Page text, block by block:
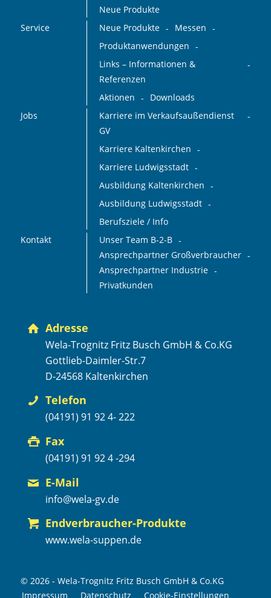
Neue Produkte
Service
Neue Produkte
Messen
Produktanwendungen
Links – Informationen &
Referenzen
Aktionen
Downloads
Jobs
Karriere im Verkaufsaußendienst
GV
Karriere Kaltenkirchen
Karriere Ludwigsstadt
Ausbildung Kaltenkirchen
Ausbildung Ludwigsstadt
Berufsziele / Info
Kontakt
Unser Team B-2-B
Ansprechpartner Großverbraucher
Ansprechpartner Industrie
Privatkunden
Adresse
Wela-Trognitz Fritz Busch GmbH & Co.KG
Gottlieb-Daimler-Str.7
D-24568 Kaltenkirchen
Telefon
(04191) 91 92 4- 222
Fax
(04191) 91 92 4 -294
E-Mail
info@wela-gv.de
Endverbraucher-Produkte
www.wela-suppen.de
© 2026 - Wela-Trognitz Fritz Busch GmbH & Co.KG
Impressum Datenschutz Cookie-Einstellungen